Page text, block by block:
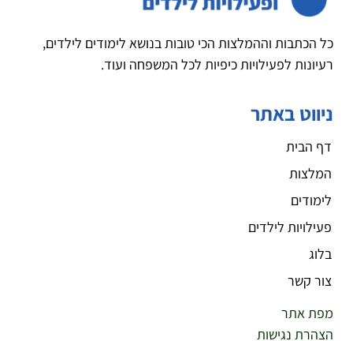
כל הכתבות וההמלצות הכי טובות בנושא לימודים לילדים,
רעיונות לפעילויות כיפיות לכל המשפחה ועוד.
ניווט באתר
דף הבית
המלצות
לימודים
פעילויות לילדים
בלוג
צור קשר
מפת אתר
הצהרת נגישות